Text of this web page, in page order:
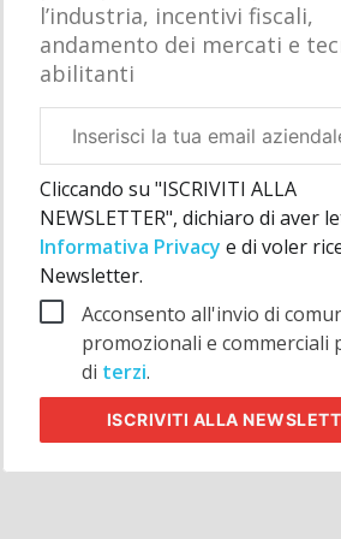
l’industria, incentivi fiscali,
andamento dei mercati e
abilitanti
aziendale
Cliccando su "ISCRIVITI ALLA
NEWSLETTER", dichiaro di aver
Informativa Privacy e di voler
Newsletter.
Acconsento all'invio di
promozionali e commerciali
di terzi.
ISCRIVITI ALLA